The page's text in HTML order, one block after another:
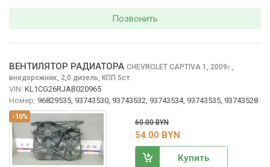
Позвонить
-10%
ВЕНТИЛЯТОР РАДИАТОРА CHEVROLET CAPTIVA 1, 2009г.,
внедорожник, 2,0 дизель, КПП 5ст.
VIN: KL1CG26RJAB020965
Номер: 96829535, 93743530, 93743532, 93743534, 93743535, 93743528
60.00 BYN
54.00 BYN
Купить